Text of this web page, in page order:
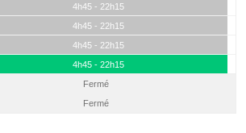
4h45 - 22h15
4h45 - 22h15
4h45 - 22h15
4h45 - 22h15
Fermé
Fermé